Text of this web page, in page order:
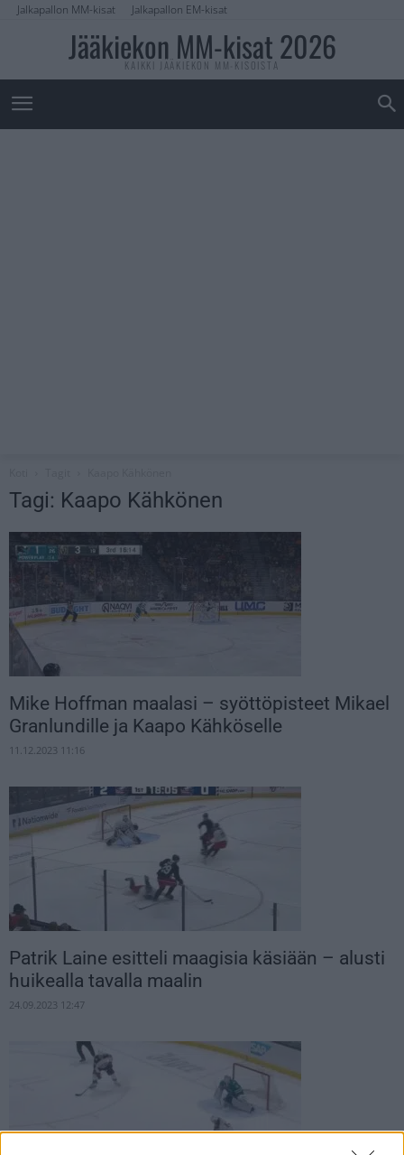
Jalkapallon MM-kisat Jalkapallon EM-kisat
Jääkiekon MM-kisat 2026
KAIKKI JÄÄKIEKON MM-KISOISTA
Tagi: Kaapo Kähkönen
Mike Hoffman maalasi – syöttöpisteet Mikael
Granlundille ja Kaapo Kähköselle
11.12.2023 11:16
Patrik Laine esitteli maagisia käsiään – alusti
huikealla tavalla maalin
24.09.2023 12:47